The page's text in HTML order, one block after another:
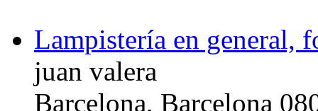
Lampistería en general,
juan valera
Barcelona, Barcelona